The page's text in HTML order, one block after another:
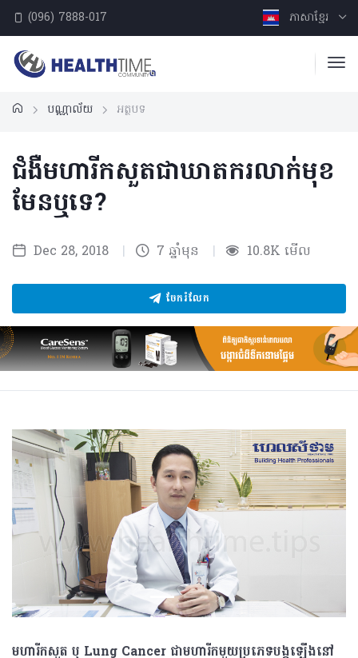
(096) 7888-017 ភាសាខ្មែរ
បណ្ណាល័យ អត្ថបទ
ជំងឺមហារីកសួតជាឃាតករលាក់មុខ
មែនឬទេ?
Dec 28, 2018 | 7 ឆ្នាំមុន | 10.8K មើល
ចែករំលែក
មហារីកសួត ឬ Lung Cancer ជាមហារីកមួយប្រភេទបង្កឡើងនៅ